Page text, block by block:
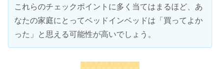
これらのチェックポイントに多く当てはまるほど、あ
なたの家庭にとってベッドインベッドは「買ってよか
った」と思える可能性が高いでしょう。